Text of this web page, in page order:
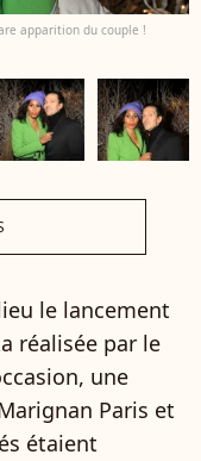
apparition du couple !
le lancement
réalisée par le
une
Paris et
étaient